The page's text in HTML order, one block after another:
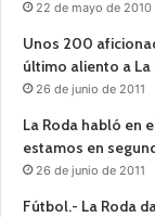
22 de mayo de 2010
Unos 200
último aliento a La
26 de junio de 2011
La Roda habló en
estamos en
26 de junio de 2011
Fútbol.- La Roda